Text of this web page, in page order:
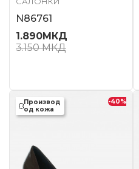
N86761
1.890МКД
3.150МКД
Производ
од кожа
-40%